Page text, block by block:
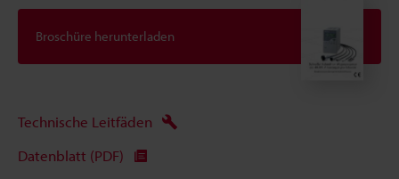
Broschüre herunterladen
Technische Leitfäden
Datenblatt (PDF)